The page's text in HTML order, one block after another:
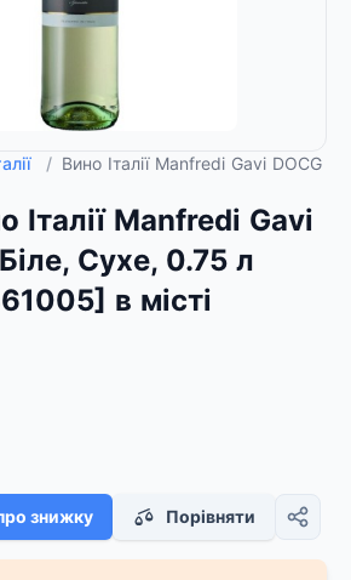
/ Вино Італії Manfredi Gavi DOCG
Італії Manfredi Gavi
Сухе, 0.75 л
в місті
знижку Порівняти